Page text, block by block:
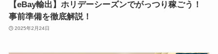
【eBay輸出】ホリデーシーズンでがっつり稼ごう！
事前準備を徹底解説！
2025年2月24日